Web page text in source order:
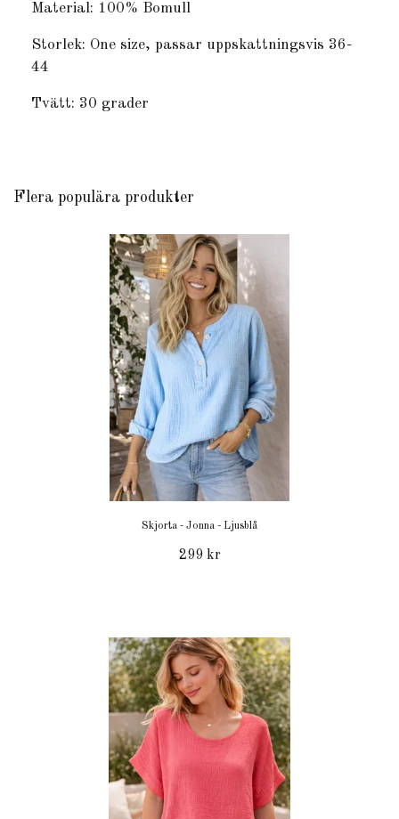
Material: 100% Bomull
Storlek: One size, passar uppskattningsvis 36-
44
Tvätt: 30 grader
Flera populära produkter
Skjorta - Jonna - Ljusblå
299 kr